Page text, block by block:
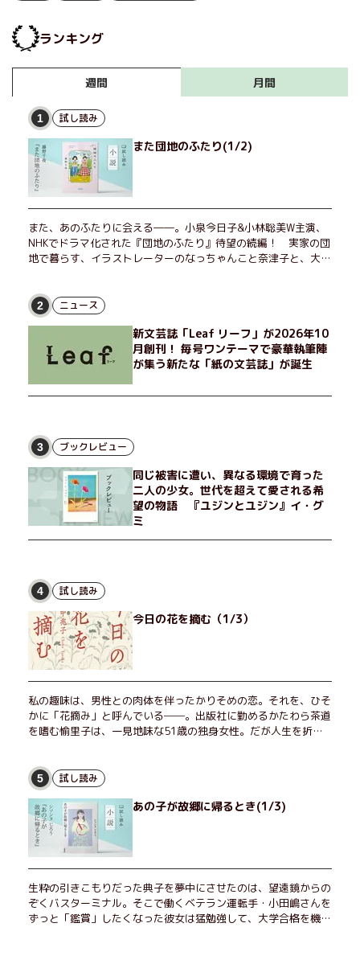
ランキング
週間 月間
1 試し読み
また団地のふたり(1/2)
また、あのふたりに会える――。小泉今日子&小林聡美W主演、
NHKでドラマ化された『団地のふたり』待望の続編！ 実家の団
地で暮らす、イラストレーターのなっちゃんこと奈津子と、大学
げたり、部屋でふたりだけの「台湾映画祭」を催したり。50代
独身、幼なじみの変わらぬ友情とささやかな幸せの日々を描く。
2 ニュース
新文芸誌「Leaf リーフ」が2026年10
月創刊！ 毎号ワンテーマで豪華執筆陣
が集う新たな「紙の文芸誌」が誕生
3 ブックレビュー
同じ被害に遭い、異なる環境で育った
二人の少女。世代を超えて愛される希
望の物語 『ユジンとユジン』イ・グ
ミ
4 試し読み
今日の花を摘む（1/3）
私の趣味は、男性との肉体を伴ったかりそめの恋。それを、ひそ
かに「花摘み」と呼んでいる──。出版社に勤めるかたわら茶道
を嗜む愉里子は、一見地味な51歳の独身女性。だが人生を折り
せる男が現れた。茶の湯の粋人、70歳の万江島だ。だが彼に
は、ある秘密があった……。自分の心と身体を偽らない女たちの
姿と、その連帯を描く。赤裸々にして切実な、セクシュアリティ
をめぐる物語。
5 試し読み
あの子が故郷に帰るとき(1/3)
生粋の引きこもりだった典子を夢中にさせたのは、望遠鏡からの
ぞくバスターミナル。そこで働くベテラン運転手・小田嶋さんを
ずっと「鑑賞」したくなった彼女は猛勉強して、大学合格を機に